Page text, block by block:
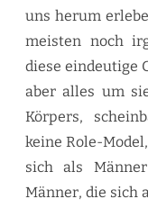
uns herum
meisten noch
diese eindeutige
aber alles um
Körpers,
keine Role-
sich als
Männer, die sich